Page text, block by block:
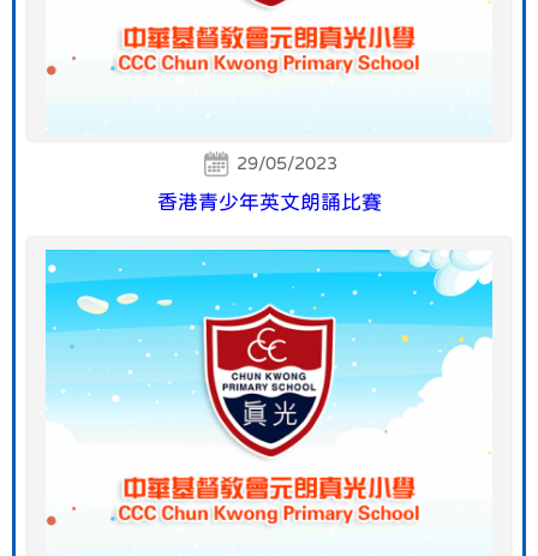
29/05/2023
香港青少年英文朗誦比賽